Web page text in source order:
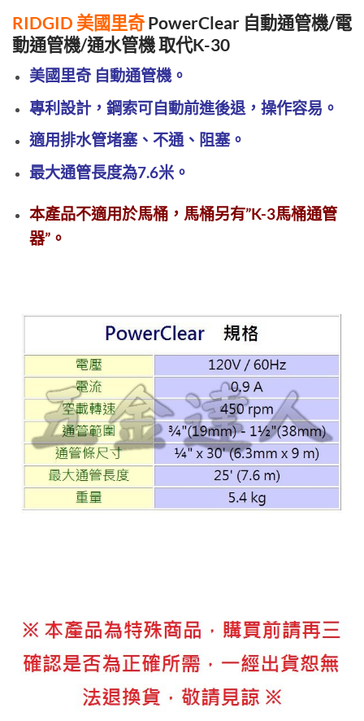
RIDGID 美國里奇 PowerClear 自動通管機/電
動通管機/通水管機 取代K-30
美國里奇 自動通管機。
專利設計，鋼索可自動前進後退，操作容易。
適用排水管堵塞、不通、阻塞。
最大通管長度為7.6米。
本產品不適用於馬桶，馬桶另有”K-3馬桶通管
器”。